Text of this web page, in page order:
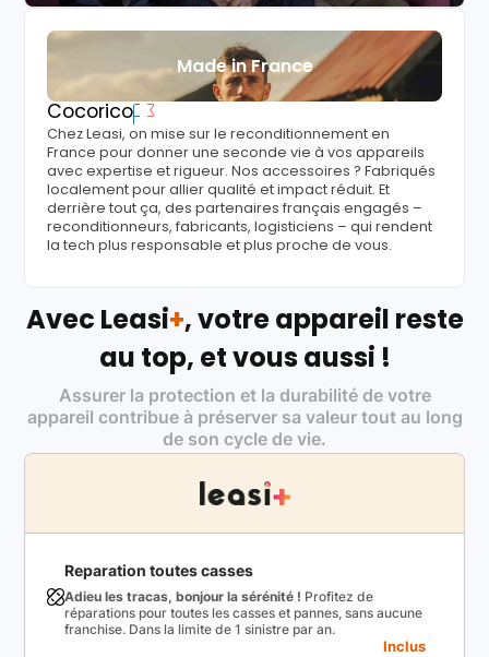
Made in France
Cocorico
Chez Leasi, on mise sur le reconditionnement en
France pour donner une seconde vie à vos appareils
avec expertise et rigueur. Nos accessoires ? Fabriqués
localement pour allier qualité et impact réduit. Et
derrière tout ça, des partenaires français engagés –
reconditionneurs, fabricants, logisticiens – qui rendent
la tech plus responsable et plus proche de vous.
Avec Leasi+, votre appareil reste
au top, et vous aussi !
Assurer la protection et la durabilité de votre
appareil contribue à préserver sa valeur tout au long
de son cycle de vie.
Reparation toutes casses
Adieu les tracas, bonjour la sérénité ! Profitez de
réparations pour toutes les casses et pannes, sans aucune
franchise. Dans la limite de 1 sinistre par an.
Inclus